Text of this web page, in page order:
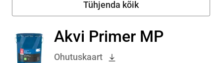
Akvi Primer MP
Ohutuskaart